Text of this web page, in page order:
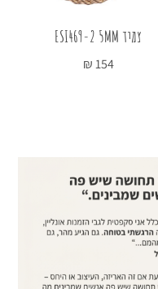
צמיד ESI469-2 5MM
154
₪